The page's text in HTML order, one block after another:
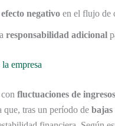
efecto negativo en el flujo de
responsabilidad adicional
empresa
fluctuaciones de ingresos
que, tras un período de bajas